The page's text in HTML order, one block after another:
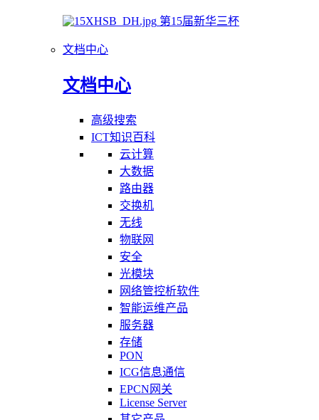
第15届新华三杯
文档中心
文档中心
高级搜索
ICT知识百科
云计算
大数据
路由器
交换机
无线
物联网
安全
光模块
网络管控析软件
智能运维产品
服务器
存储
PON
ICG信息通信
EPCN网关
License Server